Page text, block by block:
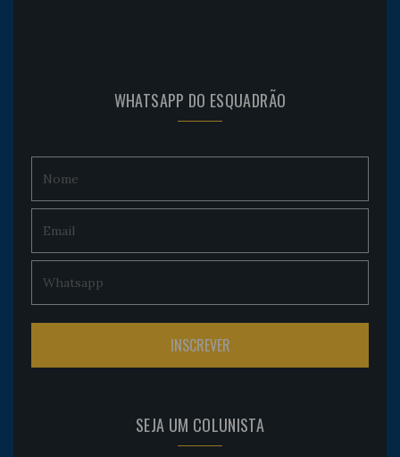
WHATSAPP DO ESQUADRÃO
SEJA UM COLUNISTA